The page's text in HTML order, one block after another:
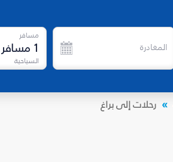
المغادرة
مسافر
1 مسافر
السياحية
رحلات إلى براغ